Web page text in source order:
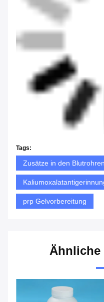
Tags:
Zusätze in den Blutrohren
prp Gelvorbereitung
Ähnliche